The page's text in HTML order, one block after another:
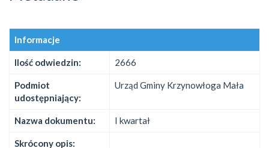
Informacje
Ilość odwiedzin: 2666
Podmiot
udostępniający:
Urząd Gminy Krzynowłoga Mała
Nazwa dokumentu: I kwartał
Skrócony opis: